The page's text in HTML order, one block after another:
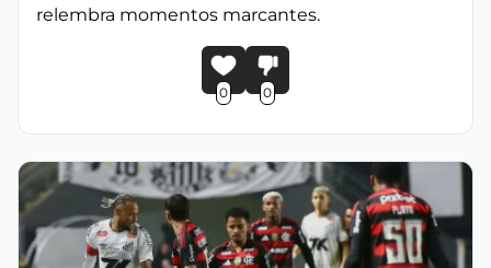
relembra momentos marcantes.
0 0